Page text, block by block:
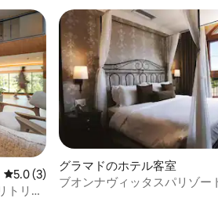
レビュー3件、5つ星中5.0つ星の平均評価
5.0 (3)
トリー
グラマドのホテル客室
ブオンナヴィッタスパリゾー